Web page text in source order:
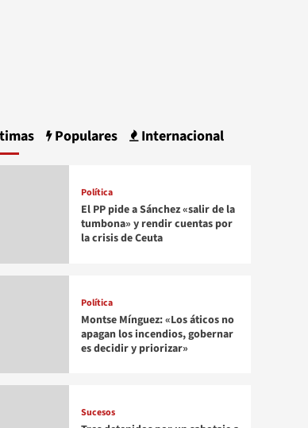
Populares Internacional
Política
El PP pide a Sánchez «salir de la
tumbona» y rendir cuentas por
la crisis de Ceuta
Política
Montse Mínguez: «Los áticos no
apagan los incendios, gobernar
es decidir y priorizar»
Sucesos